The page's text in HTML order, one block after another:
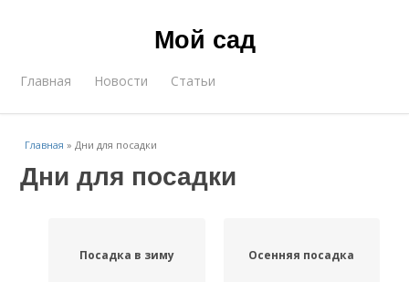
Мой сад
Главная Новости Статьи
Главная »Дни для посадки
Дни для посадки
Посадка в зиму Осенняя посадка